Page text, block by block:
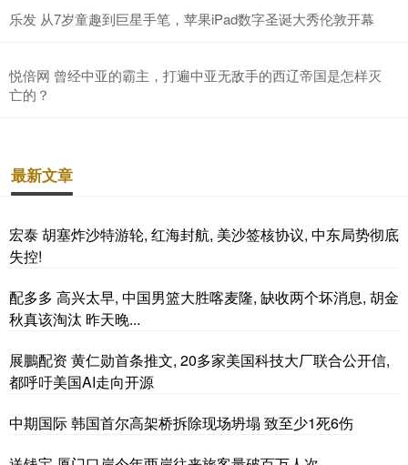
乐发 从7岁童趣到巨星手笔，苹果iPad数字圣诞大秀伦敦开幕
悦倍网 曾经中亚的霸主，打遍中亚无敌手的西辽帝国是怎样灭
亡的？
最新文章
宏泰 胡塞炸沙特游轮, 红海封航, 美沙签核协议, 中东局势彻底
失控!
配多多 高兴太早, 中国男篮大胜喀麦隆, 缺收两个坏消息, 胡金
秋真该淘汰 昨天晚...
展鵬配资 黄仁勋首条推文, 20多家美国科技大厂联合公开信,
都呼吁美国AI走向开源
中期国际 韩国首尔高架桥拆除现场坍塌 致至少1死6伤